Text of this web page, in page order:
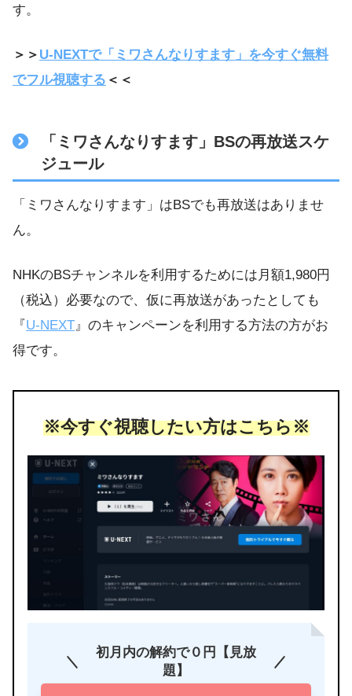
す。
＞＞ U-NEXTで「ミワさんなりすます」を今すぐ無料
でフル視聴する ＜＜
「ミワさんなりすます」BSの再放送スケ
ジュール
「ミワさんなりすます」はBSでも再放送はありませ
ん。
NHKのBSチャンネルを利用するためには月額1,980円
（税込）必要なので、仮に再放送があったとしても
『U-NEXT』のキャンペーンを利用する方法の方がお
得です。
※今すぐ視聴したい方はこちら※
初月内の解約で０円【見放
題】